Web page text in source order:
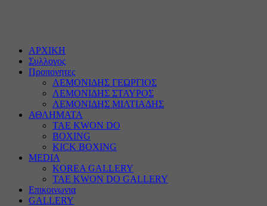
ΑΡΧΙΚΗ
Συλλογος
Προπονητες
ΛΕΜΟΝΙΔΗΣ ΓΕΩΡΓΙΟΣ
ΛΕΜΟΝΙΔΗΣ ΣΤΑΥΡΟΣ
ΛΕΜΟΝΙΔΗΣ ΜΙΛΤΙΑΔΗΣ
ΑΘΛΗΜΑΤΑ
TAE KWON DO
BOXING
KICK BOXING
MEDIA
KOREA GALLERY
TAE KWON DO GALLERY
Επικοινωνια
GALLERY